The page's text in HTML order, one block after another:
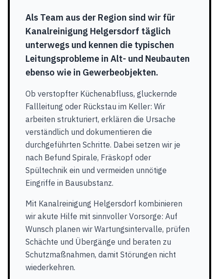
Als Team aus der Region sind wir für
Kanalreinigung Helgersdorf täglich
unterwegs und kennen die typischen
Leitungsprobleme in Alt- und Neubauten
ebenso wie in Gewerbeobjekten.
Ob verstopfter Küchenabfluss, gluckernde
Fallleitung oder Rückstau im Keller: Wir
arbeiten strukturiert, erklären die Ursache
verständlich und dokumentieren die
durchgeführten Schritte. Dabei setzen wir je
nach Befund Spirale, Fräskopf oder
Spültechnik ein und vermeiden unnötige
Eingriffe in Bausubstanz.
Mit Kanalreinigung Helgersdorf kombinieren
wir akute Hilfe mit sinnvoller Vorsorge: Auf
Wunsch planen wir Wartungsintervalle, prüfen
Schächte und Übergänge und beraten zu
Schutzmaßnahmen, damit Störungen nicht
wiederkehren.